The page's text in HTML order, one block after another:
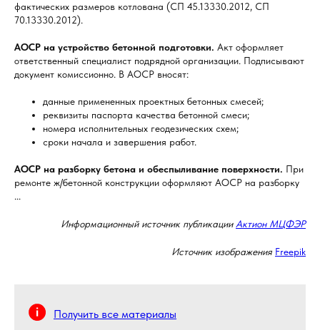
фактических размеров котлована (СП 45.13330.2012, СП
70.13330.2012).
АОСР на устройство бетонной подготовки. Акт оформляет
ответственный специалист подрядной организации. Подписывают
документ комиссионно. В АОСР вносят:
данные примененных проектных бетонных смесей;
реквизиты паспорта качества бетонной смеси;
номера исполнительных геодезических схем;
сроки начала и завершения работ.
АОСР на разборку бетона и обеспыливание поверхности. При
ремонте ж/бетонной конструкции оформляют АОСР на разборку
...
Информационный источник публикацииАктион МЦФЭР
Источник изображения Freepik
Получить все материалы